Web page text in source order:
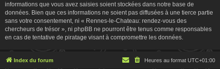
informations que vous avez saisies soient stockées dans notre base de
données. Bien que ces informations ne soient pas diffusées à une tierce partie
sans votre consentement, ni « Rennes-le-Chateau: rendez-vous des
chercheurs de trésor », ni phpBB ne pourront être tenus comme responsables
en cas de tentative de piratage visant à compromettre les données.
Index du forum Heures au format UTC+01:00